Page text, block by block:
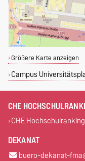
Größere Karte anzeigen
Campus
CHE
CHE Hochschulranking
DEKANAT
buero-dekanat-